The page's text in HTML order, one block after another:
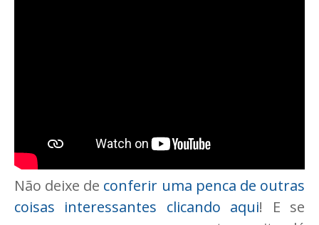
Não deixe de conferir uma penca de outras
coisas interessantes clicando aqui! E se